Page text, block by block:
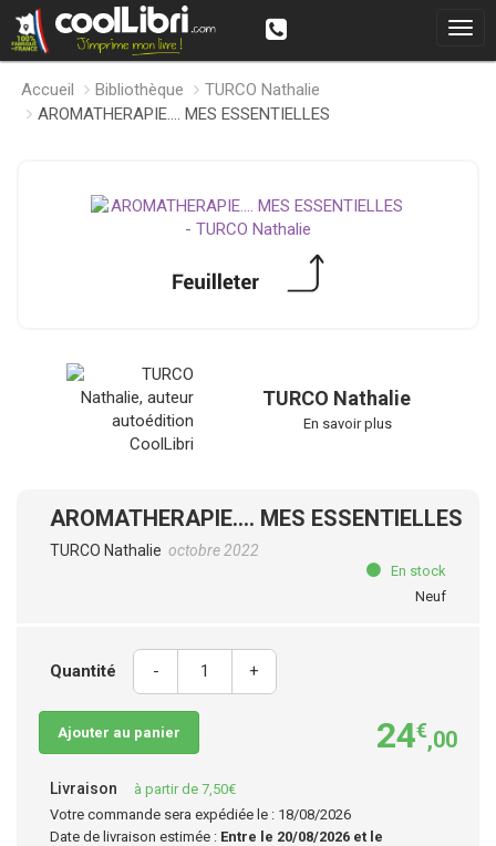
Accueil Bibliothèque
TURCO Nathalie
AROMATHERAPIE.... MES ESSENTIELLES
TURCO Nathalie
En savoir plus
AROMATHERAPIE.... MES ESSENTIELLES
TURCO Nathalie octobre 2022
En stock
Neuf
Quantité - +
Ajouter au panier 24€,00
Livraison
à partir de 7,50€
Votre commande sera expédiée le : 18/08/2026
Date de livraison estimée : Entre le 20/08/2026 et le